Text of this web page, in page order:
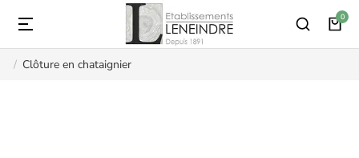
Vous êtes ici :
Clôture en chataignier